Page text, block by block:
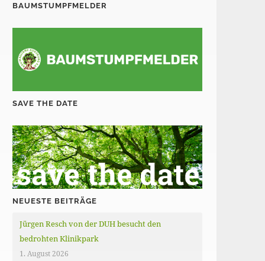
BAUMSTUMPFMELDER
SAVE THE DATE
NEUESTE BEITRÄGE
Jürgen Resch von der DUH besucht den
bedrohten Klinikpark
1. August 2026